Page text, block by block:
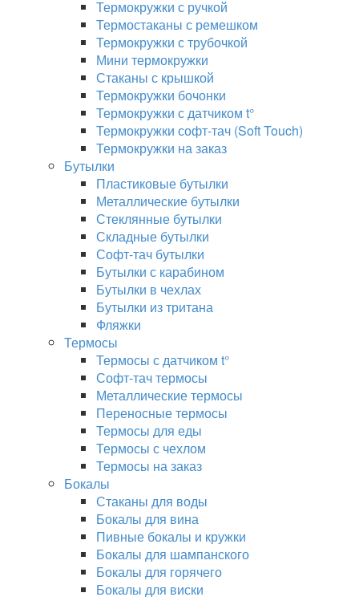
Термокружки с ручкой
Термостаканы с ремешком
Термокружки с трубочкой
Мини термокружки
Стаканы с крышкой
Термокружки бочонки
Термокружки с датчиком t°
Термокружки софт-тач (Soft Touch)
Термокружки на заказ
Бутылки
Пластиковые бутылки
Металлические бутылки
Стеклянные бутылки
Складные бутылки
Софт-тач бутылки
Бутылки с карабином
Бутылки в чехлах
Бутылки из тритана
Фляжки
Термосы
Термосы с датчиком t°
Софт-тач термосы
Металлические термосы
Переносные термосы
Термосы для еды
Термосы с чехлом
Термосы на заказ
Бокалы
Стаканы для воды
Бокалы для вина
Пивные бокалы и кружки
Бокалы для шампанского
Бокалы для горячего
Бокалы для виски